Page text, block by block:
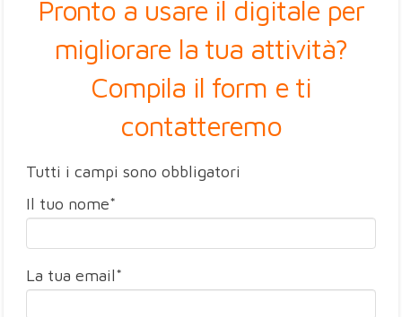
Pronto a usare il digitale per
migliorare la tua attività?
Compila il form e ti
contatteremo
Tutti i campi sono obbligatori
Il tuo nome*
La tua email*